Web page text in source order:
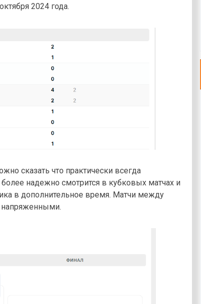
2024 года.
сказать что практически всегда
надежно смотрится в кубковых матчах и
в дополнительное время. Матчи между
напряженными.